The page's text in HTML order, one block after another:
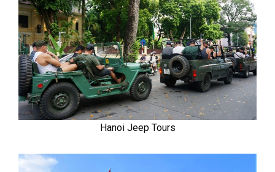
Hanoi Jeep Tours